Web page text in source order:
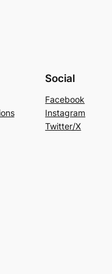
Social
Facebook
Instagram
Twitter/X